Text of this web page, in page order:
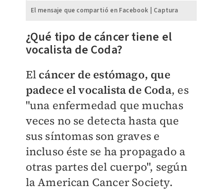
El mensaje que compartió en Facebook | Captura
¿Qué tipo de cáncer tiene el
vocalista de Coda?
El cáncer de estómago, que
padece el vocalista de Coda, es
"una enfermedad que muchas
veces no se detecta hasta que
sus síntomas son graves e
incluso éste se ha propagado a
otras partes del cuerpo", según
la American Cancer Society.